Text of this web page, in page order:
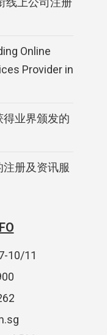
Online
Provider in
得业界颁发的
册及资讯服
10/11